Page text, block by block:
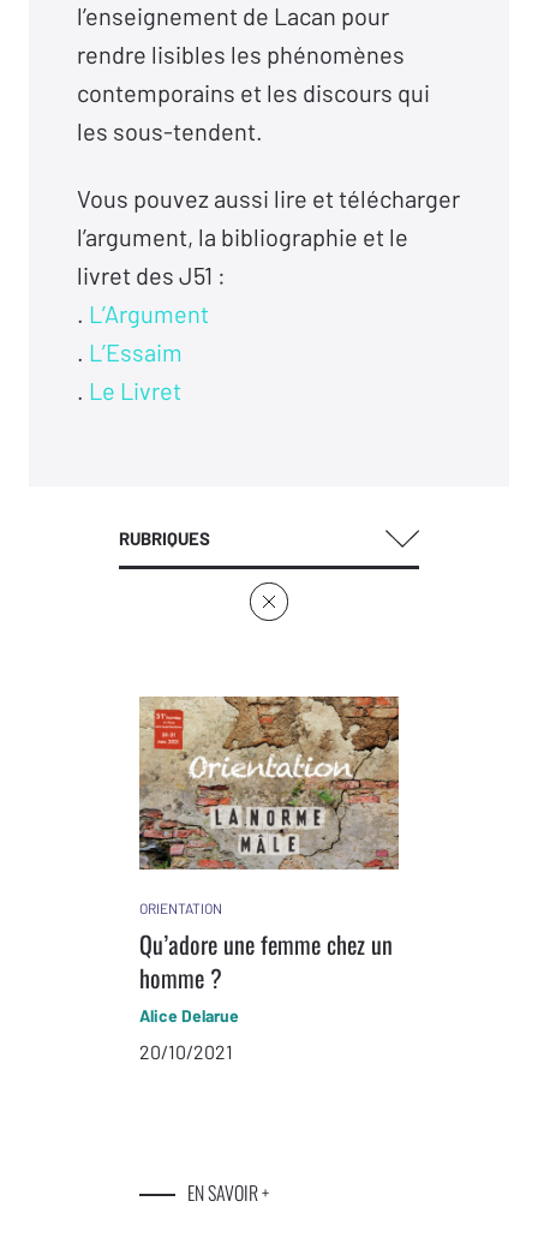
l’enseignement de Lacan pour
rendre lisibles les phénomènes
contemporains et les discours qui
les sous-tendent.
Vous pouvez aussi lire et télécharger
l’argument, la bibliographie et le
livret des J51 :
. L’Argument
. L’Essaim
. Le Livret
RUBRIQUES
ORIENTATION
Qu’adore une femme chez un
homme ?
Alice Delarue
20/10/2021
EN SAVOIR +